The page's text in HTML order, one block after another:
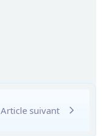
Article suivant